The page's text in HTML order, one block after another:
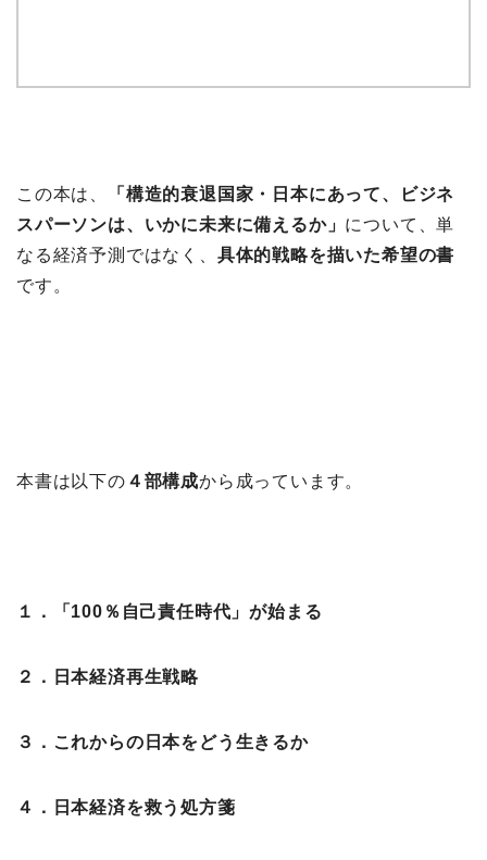
この本は、
「構造的衰退国家・日本にあって、ビジネ
スパーソンは、いかに未来に備えるか」 について、単
なる経済予測ではなく、 具体的戦略を描いた希望の書
です。
本書は以下の ４部構成から成っています。
１．「100％自己責任時代」が始まる
２．日本経済再生戦略
３．これからの日本をどう生きるか
４．日本経済を救う処方箋